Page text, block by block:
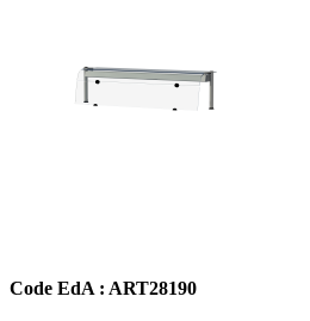
Code EdA : ART28190